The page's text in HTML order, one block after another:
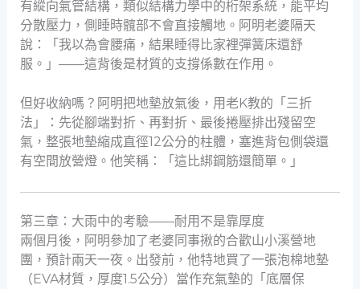
有縱向氣管結構，類似結構力學中的桁架系統，能平均
分散壓力，側睡時髖部不會直接觸地。阿明老婆隔天
說：「我以為會腰痛，結果睡得比家裡彈簧床還舒
服。」——這背後是材質的支撐係數在作用。
但好收納嗎？阿明把地墊放氣後，用老K教的「三折
法」：先從腳端對折、再對折、最後捲壓排出殘留空
氣，整張地墊縮成直徑12公分的柱體，塞進背包側袋還
有空間放營燈。他笑稱：「這比綁鋼筋還簡單。」
第三章：大雨中的考驗——耐用不是靠厚度
兩個月後，阿明參加了老婆同事揪的合歡山小溪營地
團，預計兩天一夜。出發前，他特地買了一張泡棉地墊
（EVA材質，厚度1.5公分）當作充氣墊的「底層保